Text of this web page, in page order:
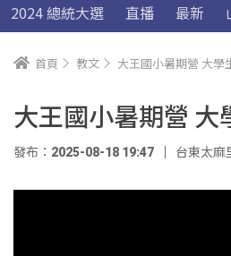
2024 總統大選 直播 最新
首頁 教文 大王國小暑期營 大學
大王國小暑期營
發布：2025-08-18 19:47 台東太麻